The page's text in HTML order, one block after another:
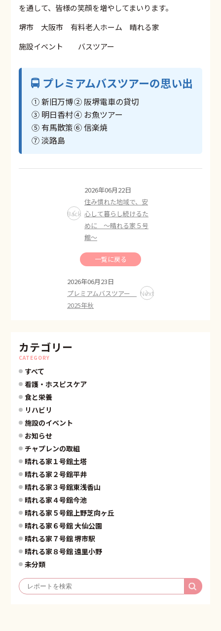
を通して、皆様の笑顔を増やしてまいります。
堺市 大阪市 有料老人ホーム 晴れる家
施設イベント バスツアー
🚍 プレミアムバスツアーの思い出
① 新旧万博② 阪堺電車の貸切
③ 明日香村④ お魚ツアー
⑤ 有馬散策⑥ 信楽焼
⑦ 淡路島
Back
2026年06月22日
住み慣れた地域で、安
心して暮らし続けるた
めに ～晴れる家５号
館～
一覧に戻る
2026年06月23日
プレミアムバスツアー
2025年秋
Next
カテゴリー
CATEGORY
すべて
看護・ホスピスケア
食と栄養
リハビリ
施設のイベント
お知らせ
チャプレンの取組
晴れる家１号館土塔
晴れる家２号館平井
晴れる家３号館東浅香山
晴れる家４号館今池
晴れる家５号館上野芝向ヶ丘
晴れる家６号館 大仙公園
晴れる家７号館 堺市駅
晴れる家８号館 遠里小野
未分類